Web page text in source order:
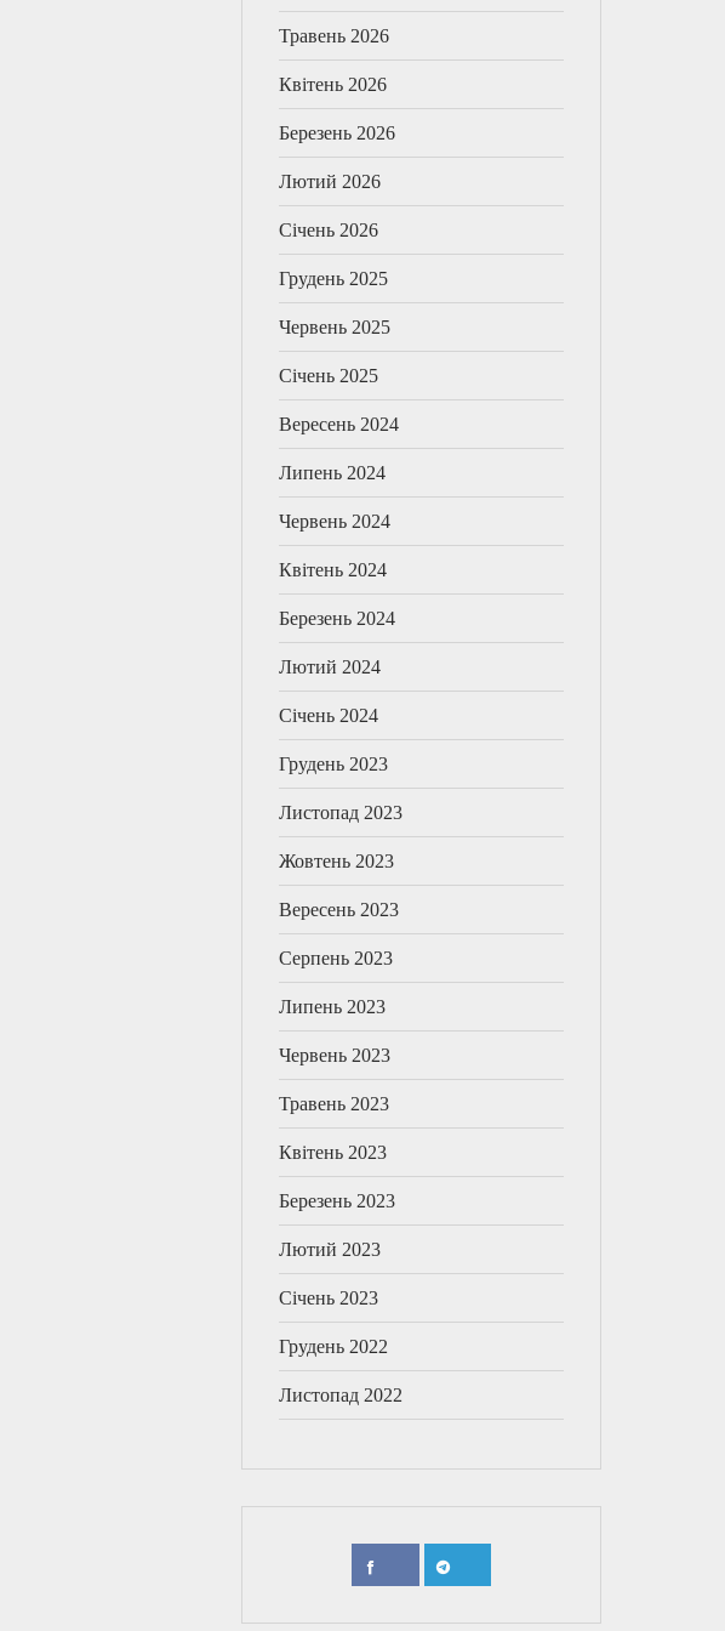
Травень 2026
Квітень 2026
Березень 2026
Лютий 2026
Січень 2026
Грудень 2025
Червень 2025
Січень 2025
Вересень 2024
Липень 2024
Червень 2024
Квітень 2024
Березень 2024
Лютий 2024
Січень 2024
Грудень 2023
Листопад 2023
Жовтень 2023
Вересень 2023
Серпень 2023
Липень 2023
Червень 2023
Травень 2023
Квітень 2023
Березень 2023
Лютий 2023
Січень 2023
Грудень 2022
Листопад 2022